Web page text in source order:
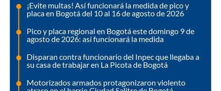
¡Evite multas! Así funcionará la medida de pico y
placa en Bogotá del 10 al 16 de agosto de 2026
Pico y placa regional en Bogotá este domingo 9 de
agosto de 2026: así funcionará la medida
Disparan contra funcionario del Inpec que llegaba a
su casa de trabajar en La Picota de Bogotá
Motorizados armados protagonizaron violento